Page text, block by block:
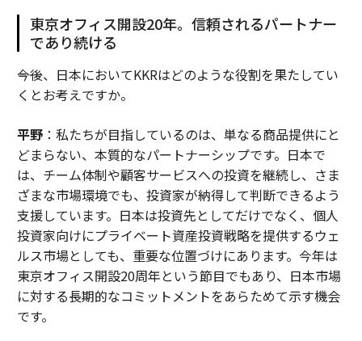
東京オフィス開設20年。信頼されるパートナー
であり続ける
――今後、日本においてKKRはどのような役割を果たしてい
くとお考えですか。
平野：私たちが目指しているのは、単なる商品提供にと
どまらない、本質的なパートナーシップです。日本で
は、チーム体制や顧客サービスへの投資を継続し、さま
ざまな市場環境でも、投資家が納得して判断できるよう
支援しています。日本は投資先としてだけでなく、個人
投資家向けにプライベート資産投資戦略を提供するウェ
ルス市場としても、重要な位置づけにあります。今年は
東京オフィス開設20周年という節目でもあり、日本市場
に対する長期的なコミットメントをあらためて示す機会
です。